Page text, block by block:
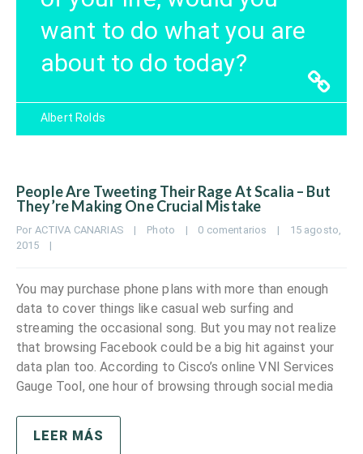
want to do what you are
about to do today?
Albert Rolds
People Are Tweeting Their Rage At Scalia – But
They’re Making One Crucial Mistake
Por ACTIVA CANARIAS | Photo | 0 comentarios |
15 agosto,
2015 |
You may purchase phone plans with more than enough
data to cover things like casual web surfing and
streaming the occasional song. But you may not realize
that browsing Facebook could be a big hit against your
data plan too. According to Cisco’s online VNI Services
Gauge Tool, one hour of browsing through social media
LEER MÁS